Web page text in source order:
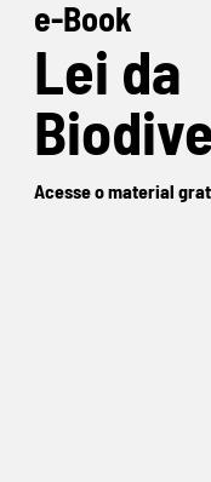
e-Book
Lei da
Acesse o material